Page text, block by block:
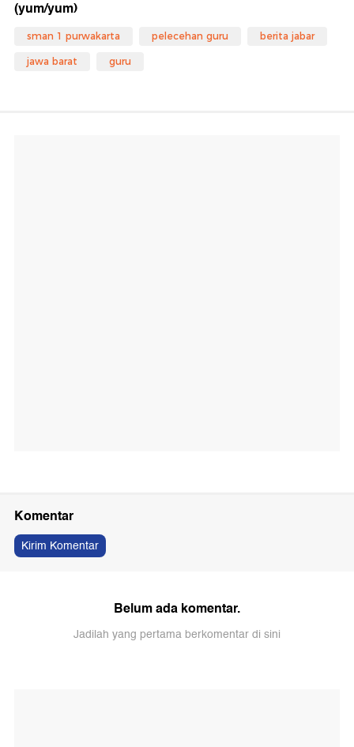
(yum/yum)
sman 1 purwakarta pelecehan guru berita jabar
jawa barat guru
Komentar
Kirim Komentar
Belum ada komentar.
Jadilah yang pertama berkomentar di sini